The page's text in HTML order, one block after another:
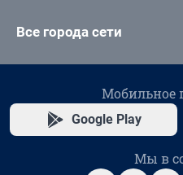
Все города сети
Мобильное
Google Play
Мы в